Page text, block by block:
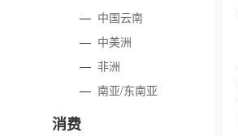
— 中国云南
— 中美洲
—非洲
—南亚/东南亚
消费